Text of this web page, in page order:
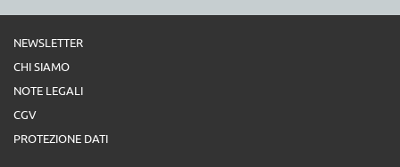
NEWSLETTER
CHI SIAMO
NOTE LEGALI
CGV
PROTEZIONE DATI